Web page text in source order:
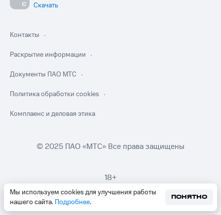
Мы используем cookies для улучшения работы
нашего сайта. Подробнее.
ПОНЯТНО
Скачать
Контакты
Раскрытие информации
Документы ПАО МТС
Политика обработки cookies
Комплаенс и деловая этика
© 2025 ПАО «МТС» Все права защищены
18+